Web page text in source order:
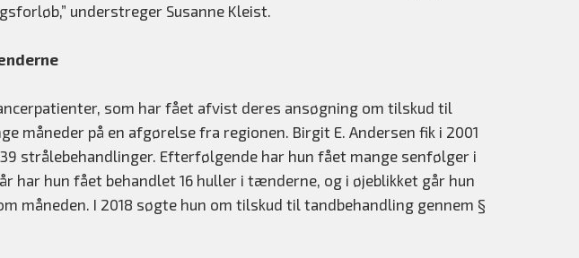
understreger Susanne Kleist.
som har fået afvist deres ansøgning om tilskud til
måneder på en afgørelse fra regionen. Birgit E. Andersen fik i 2001
strålebehandlinger. Efterfølgende har hun fået mange senfølger i
har hun fået behandlet 16 huller i tænderne, og i øjeblikket går hun
måneden. I 2018 søgte hun om tilskud til tandbehandling gennem §